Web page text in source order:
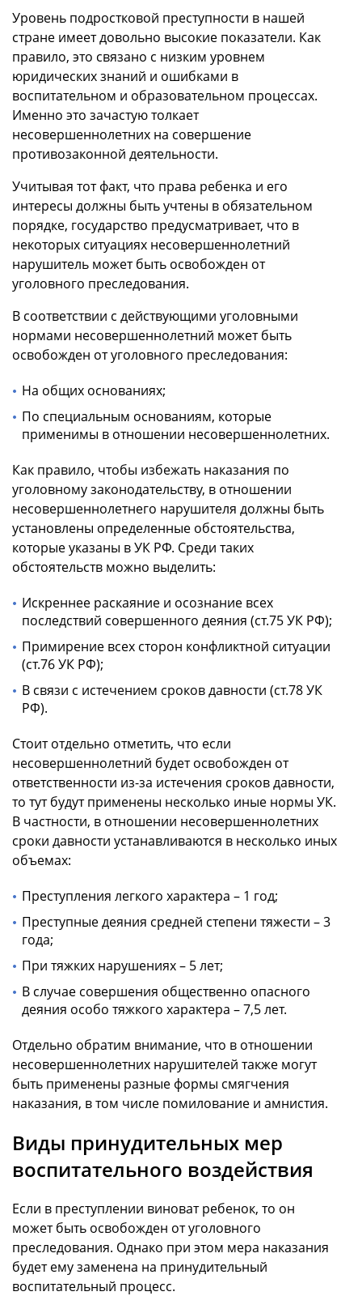
Уровень подростковой преступности в нашей
стране имеет довольно высокие показатели. Как
правило, это связано с низким уровнем
юридических знаний и ошибками в
воспитательном и образовательном процессах.
Именно это зачастую толкает
несовершеннолетних на совершение
противозаконной деятельности.
Учитывая тот факт, что права ребенка и его
интересы должны быть учтены в обязательном
порядке, государство предусматривает, что в
некоторых ситуациях несовершеннолетний
нарушитель может быть освобожден от
уголовного преследования.
В соответствии с действующими уголовными
нормами несовершеннолетний может быть
освобожден от уголовного преследования:
На общих основаниях;
По специальным основаниям, которые
применимы в отношении несовершеннолетних.
Как правило, чтобы избежать наказания по
уголовному законодательству, в отношении
несовершеннолетнего нарушителя должны быть
установлены определенные обстоятельства,
которые указаны в УК РФ. Среди таких
обстоятельств можно выделить:
Искреннее раскаяние и осознание всех
последствий совершенного деяния (ст.75 УК РФ);
Примирение всех сторон конфликтной ситуации
(ст.76 УК РФ);
В связи с истечением сроков давности (ст.78 УК
РФ).
Стоит отдельно отметить, что если
несовершеннолетний будет освобожден от
ответственности из-за истечения сроков давности,
то тут будут применены несколько иные нормы УК.
В частности, в отношении несовершеннолетних
сроки давности устанавливаются в несколько иных
объемах:
Преступления легкого характера – 1 год;
Преступные деяния средней степени тяжести – 3
года;
При тяжких нарушениях – 5 лет;
В случае совершения общественно опасного
деяния особо тяжкого характера – 7,5 лет.
Отдельно обратим внимание, что в отношении
несовершеннолетних нарушителей также могут
быть применены разные формы смягчения
наказания, в том числе помилование и амнистия.
Виды принудительных мер
воспитательного воздействия
Если в преступлении виноват ребенок, то он
может быть освобожден от уголовного
преследования. Однако при этом мера наказания
будет ему заменена на принудительный
воспитательный процесс.